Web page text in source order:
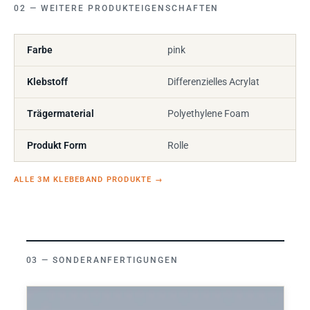
WEITERE PRODUKTEIGENSCHAFTEN
Farbe pink
Klebstoff Differenzielles Acrylat
Trägermaterial Polyethylene Foam
Produkt Form Rolle
ALLE 3M KLEBEBAND PRODUKTE →
SONDERANFERTIGUNGEN